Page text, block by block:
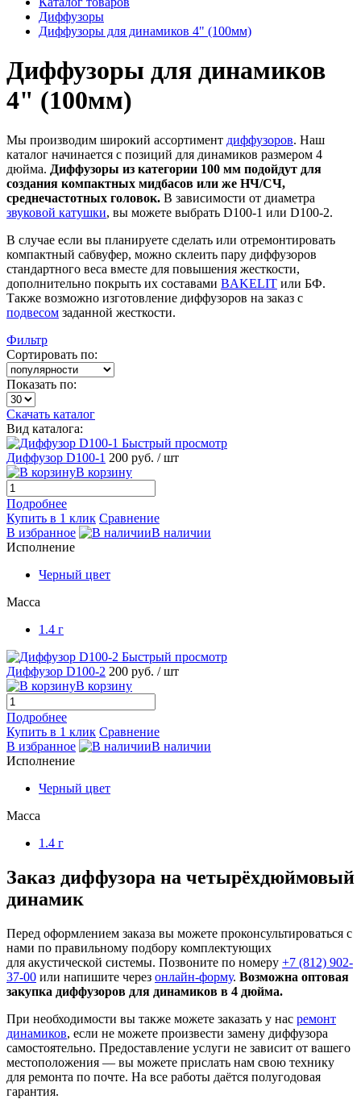
Диффузоры
Диффузоры для динамиков 4" (100мм)
Диффузоры для динамиков
4" (100мм)
Мы производим широкий ассортимент диффузоров. Наш
каталог начинается с позиций для динамиков размером 4
дюйма. Диффузоры из категории 100 мм подойдут для
создания компактных мидбасов или же НЧ/СЧ,
среднечастотных головок. В зависимости от диаметра
звуковой катушки, вы можете выбрать D100-1 или D100-2.
В случае если вы планируете сделать или отремонтировать
компактный сабвуфер, можно склеить пару диффузоров
стандартного веса вместе для повышения жесткости,
дополнительно покрыть их составами BAKELIT или БФ.
Также возможно изготовление диффузоров на заказ с
подвесом заданной жесткости.
Фильтр
Сортировать по:
Показать по:
Скачать каталог
Вид каталога:
Быстрый просмотр
Диффузор D100-1 200 руб. / шт
В корзину
Подробнее
Купить в 1 клик Сравнение
В избранное
В наличии
Исполнение
Черный цвет
Масса
1.4 г
Быстрый просмотр
Диффузор D100-2 200 руб. / шт
В корзину
Подробнее
Купить в 1 клик Сравнение
В избранное
В наличии
Исполнение
Черный цвет
Масса
1.4 г
Заказ диффузора на четырёхдюймовый
динамик
Перед оформлением заказа вы можете проконсультироваться с
нами по правильному подбору комплектующих
для акустической системы. Позвоните по номеру +7 (812) 902-
37-00 или напишите через онлайн-форму. Возможна оптовая
закупка диффузоров для динамиков в 4 дюйма.
При необходимости вы также можете заказать у нас ремонт
динамиков, если не можете произвести замену диффузора
самостоятельно. Предоставление услуги не зависит от вашего
местоположения — вы можете прислать нам свою технику
для ремонта по почте. На все работы даётся полугодовая
гарантия.